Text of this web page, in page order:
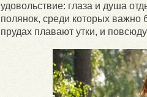
удовольствие: глаза и душа
полянок, среди которых важно
прудах плавают утки, и